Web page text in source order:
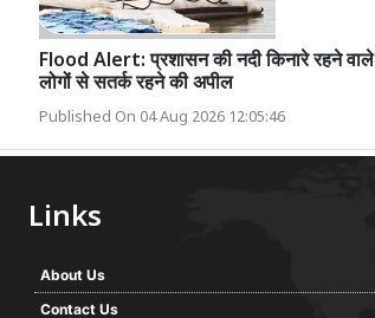
Flood Alert: प्रशासन की नदी किनारे रहने वाले
लोगों से सतर्क रहने की अपील
Published On 04 Aug 2026 12:05:46
Links
About Us
Contact Us